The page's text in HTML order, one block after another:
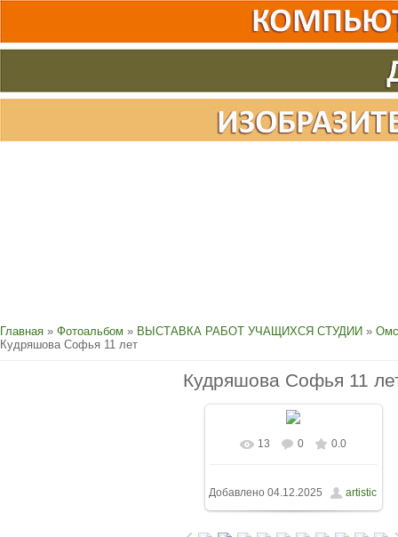
Главная » Фотоальбом » ВЫСТАВКА РАБОТ УЧАЩИХСЯ СТУДИИ »
Кудряшова Софья 11 лет
Кудряшова Софья 11
13 0 0.0
Добавлено 04.12.2025 artistic